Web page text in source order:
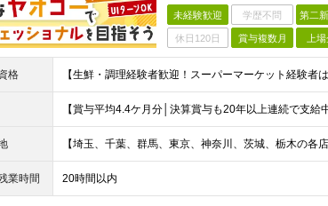
未経験歓迎 学歴不問 第二
休日120日 賞与複数月 上
格
業時間 20時間以内